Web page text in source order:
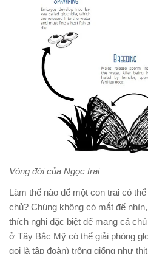
Vòng đời của Ngọc trai
Làm thế nào để một con trai có
chủ? Chúng không có mắt để
thích nghi đặc biệt để mang cá
ở Tây Bắc Mỹ có thể giải phóng
gọi là tập đoàn) trông giống như